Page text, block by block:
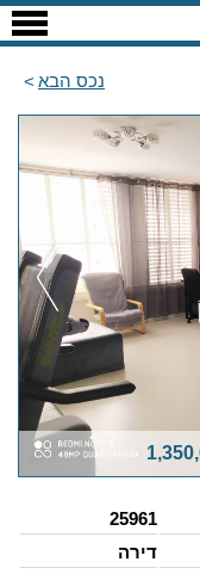
נכס הבא
25961
דירה